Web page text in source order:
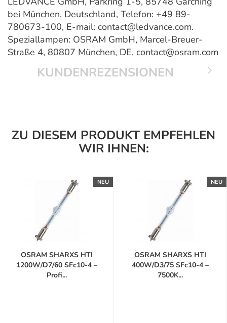
bei München, Deutschland, Telefon: +49 89-
780673-100, E-mail: contact@ledvance.com.
Speziallampen: OSRAM GmbH, Marcel-Breuer-
Straße 4, 80807 München, DE, contact@osram.com
KUNDENREZENSIONEN
ZU DIESEM PRODUKT EMPFEHLEN
WIR IHNEN:
NEU
OSRAM SHARXS HTI
1200W/D7/60 SFc10-4 –
Profi...
NEU
OSRAM SHARXS HTI
400W/D3/75 SFc10-4 –
7500K...